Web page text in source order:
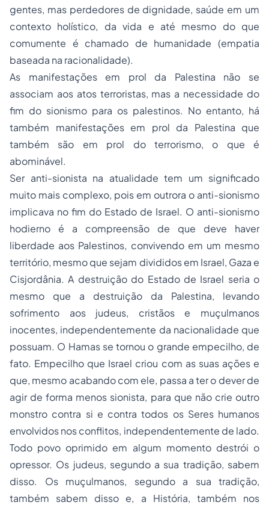
gentes, mas perdedores de dignidade, saúde em um
contexto holístico, da vida e até mesmo do que
comumente é chamado de humanidade (empatia
baseada na racionalidade).
As manifestações em prol da Palestina não se
associam aos atos terroristas, mas a necessidade do
fim do sionismo para os palestinos. No entanto, há
também manifestações em prol da Palestina que
também são em prol do terrorismo, o que é
abominável.
Ser anti-sionista na atualidade tem um significado
muito mais complexo, pois em outrora o anti-sionismo
implicava no fim do Estado de Israel. O anti-sionismo
hodierno é a compreensão de que deve haver
liberdade aos Palestinos, convivendo em um mesmo
território, mesmo que sejam divididos em Israel, Gaza e
Cisjordânia. A destruição do Estado de Israel seria o
mesmo que a destruição da Palestina, levando
sofrimento aos judeus, cristãos e muçulmanos
inocentes, independentemente da nacionalidade que
possuam. O Hamas se tornou o grande empecilho, de
fato. Empecilho que Israel criou com as suas ações e
que, mesmo acabando com ele, passa a ter o dever de
agir de forma menos sionista, para que não crie outro
monstro contra si e contra todos os Seres humanos
envolvidos nos conflitos, independentemente de lado.
Todo povo oprimido em algum momento destrói o
opressor. Os judeus, segundo a sua tradição, sabem
disso. Os muçulmanos, segundo a sua tradição,
também sabem disso e, a História, também nos